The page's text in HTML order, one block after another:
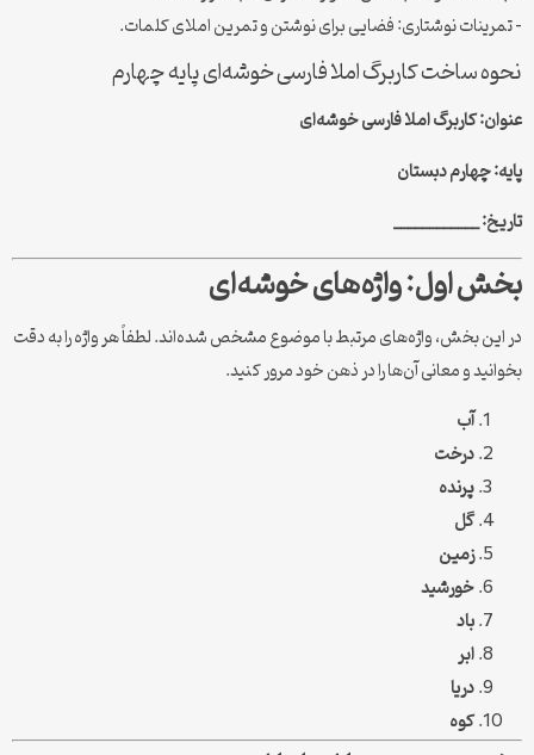
– تمرینات نوشتاری: فضایی برای نوشتن و تمرین املای کلمات.
نحوه ساخت کاربرگ املا فارسی خوشه‌ای پایه چهارم
عنوان: کاربرگ املا فارسی خوشه‌ای
پایه: چهارم دبستان
تاریخ: ____________
بخش اول: واژه‌های خوشه‌ای
در این بخش، واژه‌های مرتبط با موضوع مشخص شده‌اند. لطفاً هر واژه را به دقت
بخوانید و معانی آن‌ها را در ذهن خود مرور کنید.
آب
درخت
پرنده
گل
زمین
خورشید
باد
ابر
دریا
کوه